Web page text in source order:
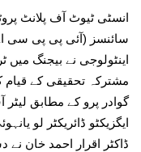
انسٹی ٹیوٹ آف پلانٹ
سائنسز (آئی پی پی سی
اینٹولوجی نے بیجنگ میں
مشترکہ تحقیقی کے قیام
گوادر پرو کے مطابق
ایگزیکٹو ڈائریکٹر لو
ڈاکٹر اقرار احمد خان